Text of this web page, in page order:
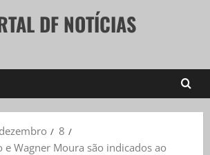
DF NOTÍCIAS
dezembro
8
e Wagner Moura são indicados ao